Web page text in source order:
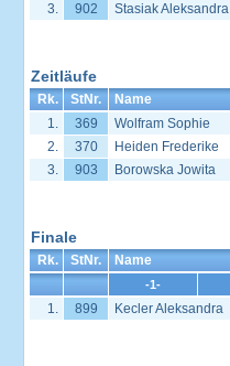
3.
902 Stasiak Aleksandra
Zeitläufe
Rk. StNr. Name
1.
369 Wolfram Sophie
2.
370 Heiden Frederike
3.
903 Borowska Jowita
Finale
Rk. StNr. Name
-1-
1. 899 Kecler Aleksandra